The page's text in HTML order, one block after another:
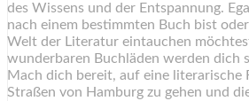
des Wissens und der Entspannung.
nach einem bestimmten Buch bist
Welt der Literatur eintauchen
wunderbaren Buchläden werden dich
Mach dich bereit, auf eine literarische
Straßen von Hamburg zu gehen und